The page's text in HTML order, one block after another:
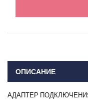
ОПИСАНИЕ
АДАПТЕР